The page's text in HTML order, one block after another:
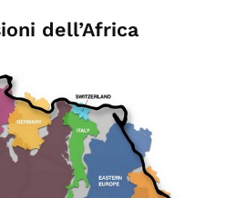
dell’Africa